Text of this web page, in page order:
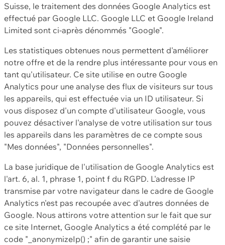
Suisse, le traitement des données Google Analytics est
effectué par Google LLC. Google LLC et Google Ireland
Limited sont ci-après dénommés "Google".
Les statistiques obtenues nous permettent d'améliorer
notre offre et de la rendre plus intéressante pour vous en
tant qu'utilisateur. Ce site utilise en outre Google
Analytics pour une analyse des flux de visiteurs sur tous
les appareils, qui est effectuée via un ID utilisateur. Si
vous disposez d'un compte d'utilisateur Google, vous
pouvez désactiver l'analyse de votre utilisation sur tous
les appareils dans les paramètres de ce compte sous
"Mes données", "Données personnelles".
La base juridique de l'utilisation de Google Analytics est
l'art. 6, al. 1, phrase 1, point f du RGPD. L'adresse IP
transmise par votre navigateur dans le cadre de Google
Analytics n'est pas recoupée avec d'autres données de
Google. Nous attirons votre attention sur le fait que sur
ce site Internet, Google Analytics a été complété par le
code "_anonymizeIp() ;" afin de garantir une saisie